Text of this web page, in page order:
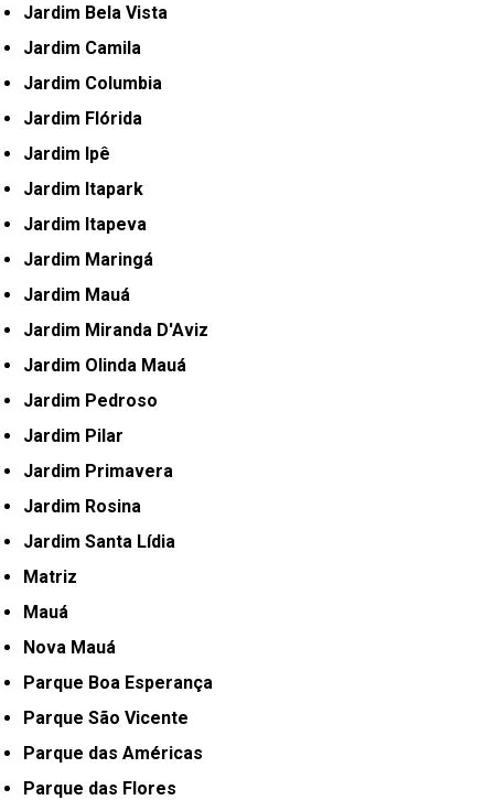
Jardim Bela Vista
Jardim Camila
Jardim Columbia
Jardim Flórida
Jardim Ipê
Jardim Itapark
Jardim Itapeva
Jardim Maringá
Jardim Mauá
Jardim Miranda D'Aviz
Jardim Olinda Mauá
Jardim Pedroso
Jardim Pilar
Jardim Primavera
Jardim Rosina
Jardim Santa Lídia
Matriz
Mauá
Nova Mauá
Parque Boa Esperança
Parque São Vicente
Parque das Américas
Parque das Flores